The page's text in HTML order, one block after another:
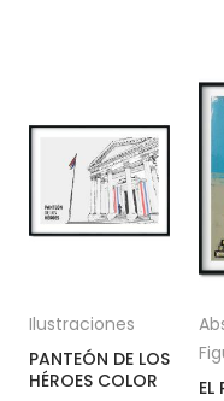
Ilustraciones
PANTEÓN DE LOS
HÉROES COLOR
EL